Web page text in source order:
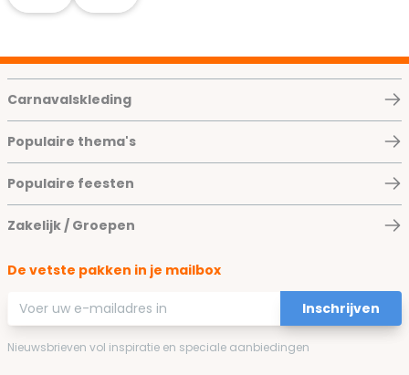
Carnavalskleding
Populaire thema's
Populaire feesten
Zakelijk / Groepen
De vetste pakken in je mailbox
E-mailadres
Inschrijven
Nieuwsbrieven vol inspiratie en speciale aanbiedingen